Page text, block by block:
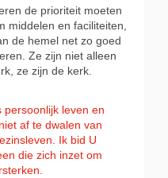
de prioriteit moeten
middelen en faciliteiten,
de hemel net zo goed
Ze zijn niet alleen
ze zijn de kerk.
persoonlijk leven en
af te dwalen van
Ik bid U
die zich inzet om